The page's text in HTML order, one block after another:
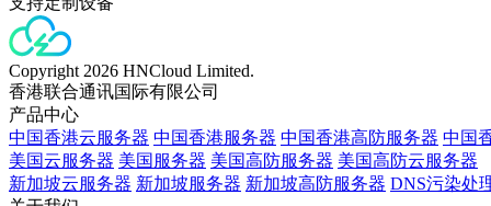
Copyright 2026 HNCloud Limited.
香港联合通讯国际有限公司
产品中心
中国香港云服务器 中国香港服务器 中国香港高防服务器 中国
美国云服务器 美国服务器 美国高防服务器 美国高防云服务器
新加坡云服务器 新加坡服务器 新加坡高防服务器 DNS污染处